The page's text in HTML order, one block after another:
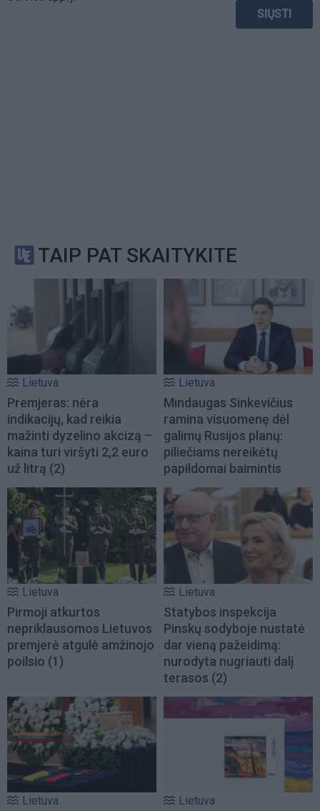
TAIP PAT SKAITYKITE
Lietuva
Premjeras: nėra
indikacijų, kad reikia
mažinti dyzelino akcizą –
kaina turi viršyti 2,2 euro
už litrą (2)
Lietuva
Mindaugas Sinkevičius
ramina visuomenę dėl
galimų Rusijos planų:
piliečiams nereikėtų
papildomai baimintis
Lietuva
Pirmoji atkurtos
nepriklausomos Lietuvos
premjerė atgulė amžinojo
poilsio (1)
Lietuva
Statybos inspekcija
Pinskų sodyboje nustatė
dar vieną pažeidimą:
nurodyta nugriauti dalį
terasos (2)
Lietuva Lietuva